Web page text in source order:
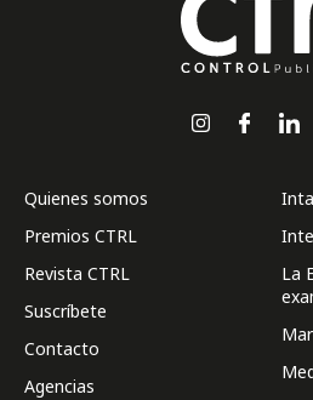
Quienes somos
Premios CTRL
Revista CTRL
Suscríbete
Contacto
Agencias
La